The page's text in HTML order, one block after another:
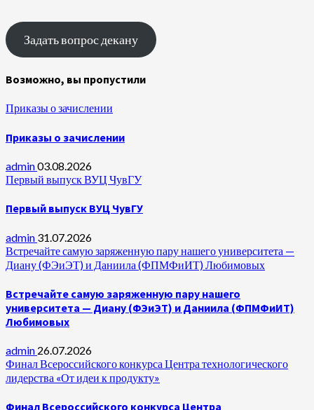
Задать вопрос декану
Возможно, вы пропустили
Приказы о зачислении
Приказы о зачислении
admin03.08.2026
Первый выпуск ВУЦ ЧувГУ
Первый выпуск ВУЦ ЧувГУ
admin 31.07.2026
Встречайте самую заряженную пару нашего университета —
Диану (ФЭиЭТ) и Даниила (ФПМФиИТ) Любимовых
Встречайте самую заряженную пару нашего
университета — Диану (ФЭиЭТ) и Даниила (ФПМФиИТ)
Любимовых
admin 26.07.2026
Финал Всероссийского конкурса Центра технологического
лидерства «От идеи к продукту»
Финал Всероссийского конкурса Центра